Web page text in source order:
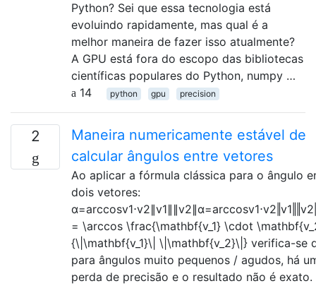
Python? Sei que essa tecnologia está
evoluindo rapidamente, mas qual é a
melhor maneira de fazer isso atualmente?
A GPU está fora do escopo das bibliotecas
científicas populares do Python, numpy …
14
python gpu precision
2
Maneira numericamente estável de
calcular ângulos entre vetores
Ao aplicar a fórmula clássica para o ângulo
dois vetores:
= \arccos \frac{\mathbf{v_1} \cdot
{\|\mathbf{v_1}\| \|\mathbf{v_2}\|} verifica-se
para ângulos muito pequenos / agudos, há
perda de precisão e o resultado não é exato.